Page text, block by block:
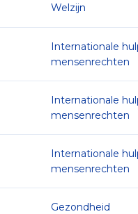
Welzijn
Internationale
mensenrechten
Internationale
mensenrechten
Internationale
mensenrechten
Gezondheid